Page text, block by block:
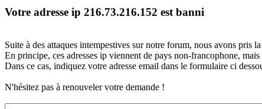
Votre adresse ip 216.73.216.152 est banni
Suite à des attaques intempestives sur notre forum, nous avons pris
En principe, ces adresses ip viennent de pays non-francophone,
Dans ce cas, indiquez votre adresse email dans le formulaire ci
N'hésitez pas à renouveler votre demande !